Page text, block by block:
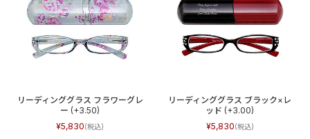
リーディンググラス フラワーグレ
ー (+3.50)
5,830
リーディンググラス ブラック×レ
ッド (+3.00)
5,830